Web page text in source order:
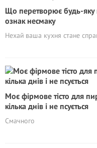
Що перетворює будь-яку
ознак несмаку
Нехай ваша кухня стане
Моє фірмове тісто для
кілька днів і не псується
Смачного